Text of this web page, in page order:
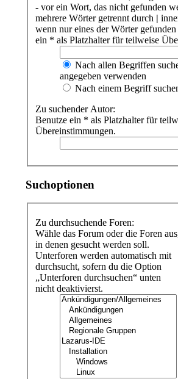
- vor ein Wort, das nicht gefunden
mehrere Wörter getrennt durch |
wenn nur eines der Wörter
ein * als Platzhalter für teilweise
Nach allen Begriffen
angegeben verwenden
Nach einem Begriff
Zu suchender Autor:
Benutze ein * als Platzhalter für
Übereinstimmungen.
Suchoptionen
Zu durchsuchende Foren:
Wähle das Forum oder die Foren
in denen gesucht werden soll.
Unterforen werden automatisch mit
durchsucht, sofern du die Option
„Unterforen durchsuchen“ unten
nicht deaktivierst.